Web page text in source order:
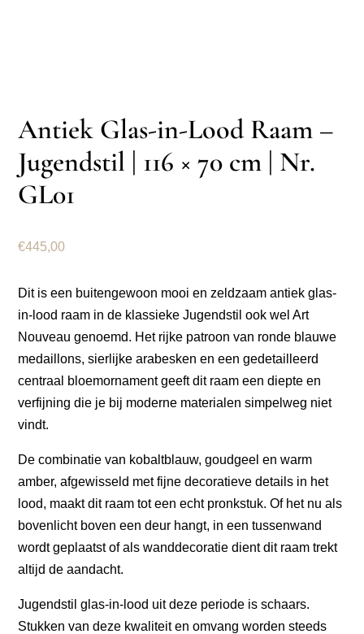
Antiek Glas-in-Lood Raam –
Jugendstil | 116 × 70 cm | Nr.
GL01
€445,00
Dit is een buitengewoon mooi en zeldzaam antiek glas-
in-lood raam in de klassieke Jugendstil ook wel Art
Nouveau genoemd. Het rijke patroon van ronde blauwe
medaillons, sierlijke arabesken en een gedetailleerd
centraal bloemornament geeft dit raam een diepte en
verfijning die je bij moderne materialen simpelweg niet
vindt.
De combinatie van kobaltblauw, goudgeel en warm
amber, afgewisseld met fijne decoratieve details in het
lood, maakt dit raam tot een echt pronkstuk. Of het nu als
bovenlicht boven een deur hangt, in een tussenwand
wordt geplaatst of als wanddecoratie dient dit raam trekt
altijd de aandacht.
Jugendstil glas-in-lood uit deze periode is schaars.
Stukken van deze kwaliteit en omvang worden steeds